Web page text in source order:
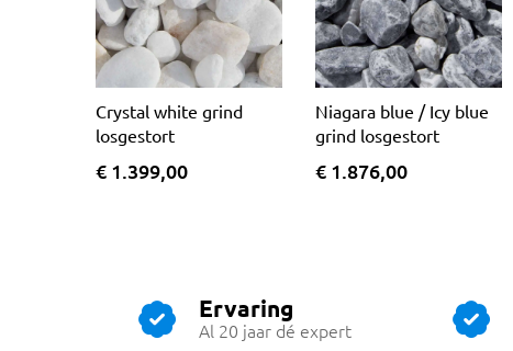
Crystal white grind
losgestort
€ 1.399,00
Niagara blue / Icy blue
grind losgestort
€ 1.876,00
Ervaring
Al 20 jaar dé expert